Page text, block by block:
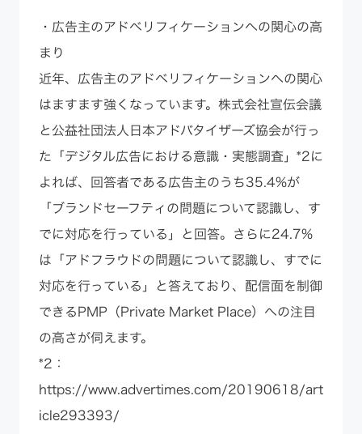
・広告主のアドベリフィケーションへの関心の高
まり
近年、広告主のアドベリフィケーションへの関心
はますます強くなっています。株式会社宣伝会議
と公益社団法人日本アドバタイザーズ協会が行っ
た「デジタル広告における意識・実態調査」*2に
よれば、回答者である広告主のうち35.4%が
「ブランドセーフティの問題について認識し、す
でに対応を行っている」と回答。さらに24.7%
は「アドフラウドの問題について認識し、すでに
対応を行っている」と答えており、配信面を制御
できるPMP（Private Market Place）への注目
の高さが伺えます。
*2：
https://www.advertimes.com/20190618/art
icle293393/